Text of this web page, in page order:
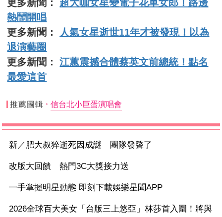
更多新聞： 超大咖女星變電子花車女郎！路邊
熱鬧開唱
更多新聞：
人氣女星逝世11年才被發現！以為
退演藝圈
更多新聞：江蕙震撼合體蔡英文前總統！點名
最愛這首
推薦圖輯 信台北小巨蛋演唱會
新／肥大叔猝逝死因成謎 團隊發聲了
改版大回饋 熱門3C大獎接力送
一手掌握明星動態 即刻下載娛樂星聞APP
2026全球百大美女「台版三上悠亞」林莎首入圍！將與